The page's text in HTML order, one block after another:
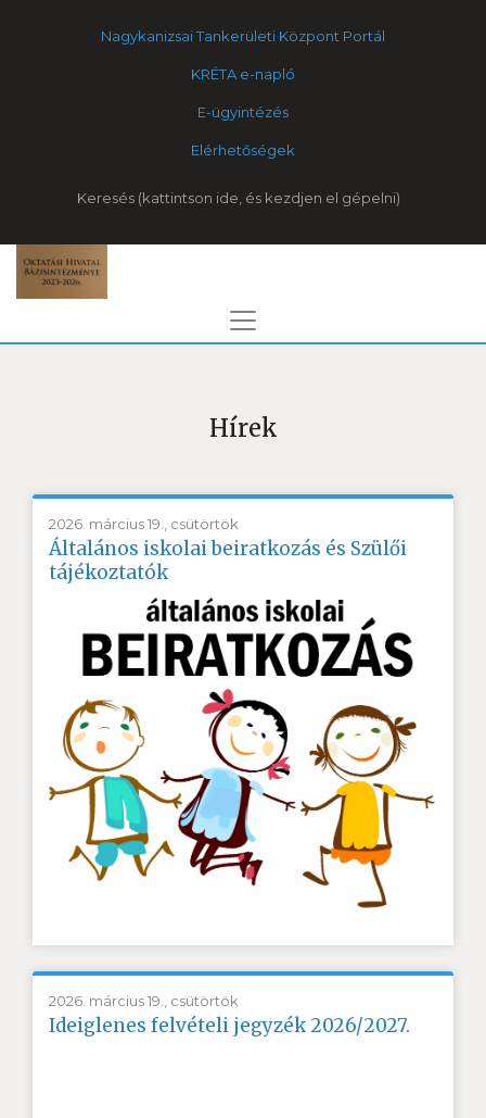
Nagykanizsai Tankerületi Központ Portál
KRÉTA e-napló
E-ügyintézés
Elérhetőségek
Keresés
Hírek
2026. március 19., csütörtök
Általános iskolai beiratkozás és Szülői
tájékoztatók
2026. március 19., csütörtök
Ideiglenes felvételi jegyzék 2026/2027.